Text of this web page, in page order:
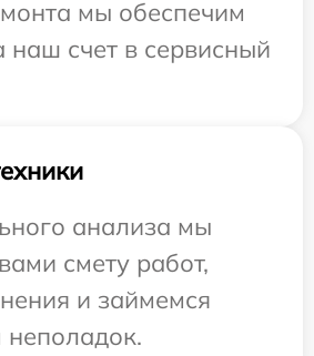
мы обеспечим
наш счет в сервисный
анализа мы
смету работ,
и займемся
неполадок.